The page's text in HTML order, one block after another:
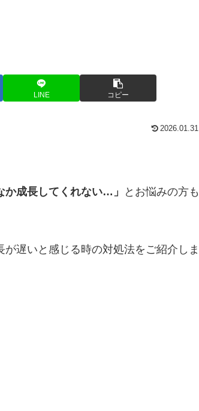
LINE コピー
2026.01.31
か成長してくれない…」
とお悩みの方も
遅いと感じる時の対処法をご紹介しま